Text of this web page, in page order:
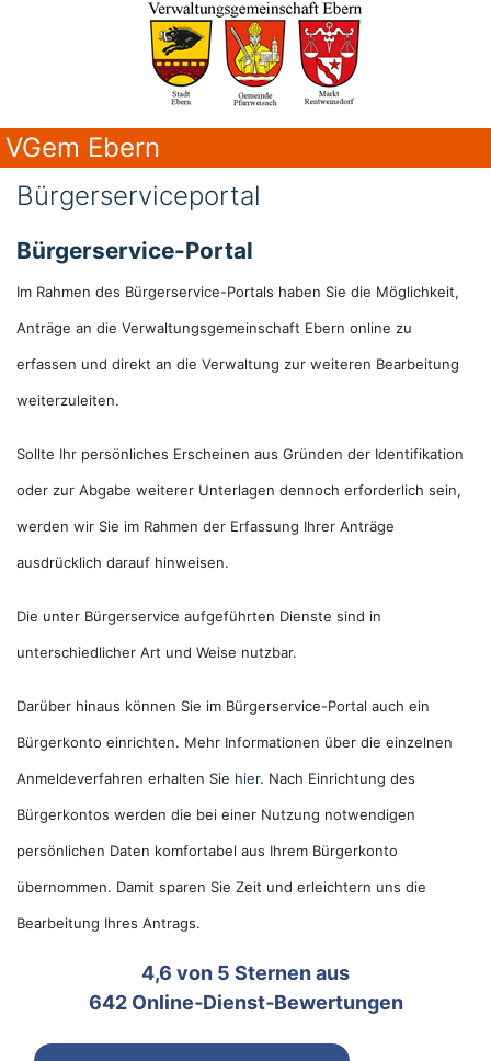
VGem Ebern
Bürgerserviceportal
Bürgerservice-Portal
Im Rahmen des Bürgerservice-Portals haben Sie die Möglichkeit,
Anträge an die Verwaltungsgemeinschaft Ebern online zu
erfassen und direkt an die Verwaltung zur weiteren Bearbeitung
weiterzuleiten.
Sollte Ihr persönliches Erscheinen aus Gründen der Identifikation
oder zur Abgabe weiterer Unterlagen dennoch erforderlich sein,
werden wir Sie im Rahmen der Erfassung Ihrer Anträge
ausdrücklich darauf hinweisen.
Die unter Bürgerservice aufgeführten Dienste sind in
unterschiedlicher Art und Weise nutzbar.
Darüber hinaus können Sie im Bürgerservice-Portal auch ein
Bürgerkonto einrichten. Mehr Informationen über die einzelnen
Anmeldeverfahren erhalten Sie hier. Nach Einrichtung des
Bürgerkontos werden die bei einer Nutzung notwendigen
persönlichen Daten komfortabel aus Ihrem Bürgerkonto
übernommen. Damit sparen Sie Zeit und erleichtern uns die
Bearbeitung Ihres Antrags.